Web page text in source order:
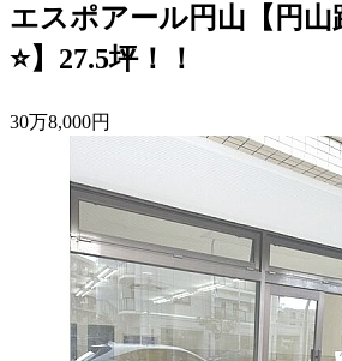
エスポアール円山【円山
⭐】27.5坪！！
30万8,000円